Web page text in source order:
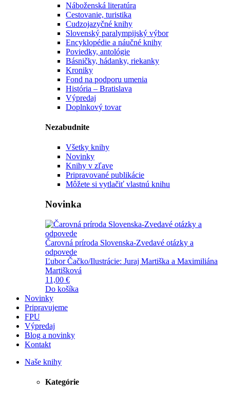
Náboženská literatúra
Cestovanie, turistika
Cudzojazyčné knihy
Slovenský paralympijský výbor
Encyklopédie a náučné knihy
Poviedky, antológie
Básničky, hádanky, riekanky
Kroniky
Fond na podporu umenia
História – Bratislava
Výpredaj
Doplnkový tovar
Nezabudnite
Všetky knihy
Novinky
Knihy v zľave
Pripravované publikácie
Môžete si vytlačiť vlastnú knihu
Novinka
Čarovná príroda Slovenska-Zvedavé otázky a
odpovede
Ľubor Čačko/Ilustrácie: Juraj Martiška a Maximiliána
Martišková
11,00 €
Do košíka
Novinky
Pripravujeme
FPU
Výpredaj
Blog a novinky
Kontakt
Naše knihy
Kategórie